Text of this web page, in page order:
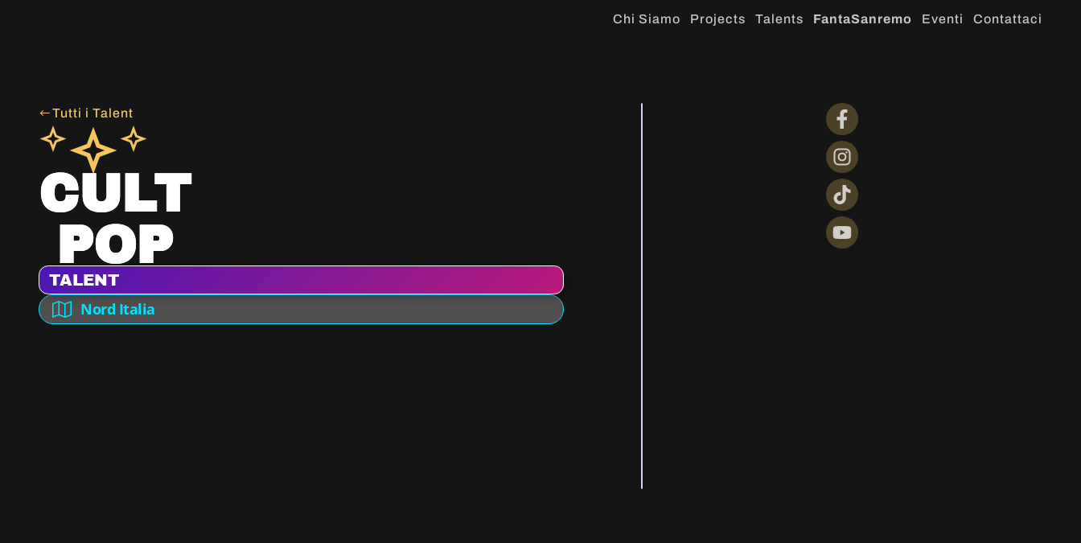
Chi Siamo Projects Talents FantaSanremo Eventi Contattaci
Tutti i Talent
CULT
POP
TALENT
Nord Italia